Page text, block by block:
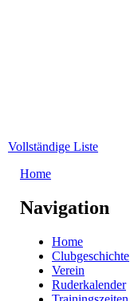
Vollständige Liste
Home
Navigation
Home
Clubgeschichte
Verein
Ruderkalender